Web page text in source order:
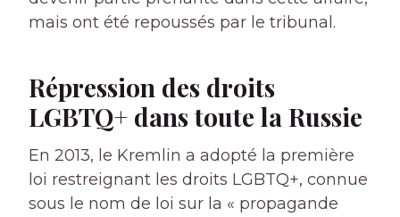
mais ont été repoussés par le tribunal.
Répression des droits
LGBTQ+ dans toute la Russie
En 2013, le Kremlin a adopté la première
loi restreignant les droits LGBTQ+, connue
sous le nom de loi sur la « propagande